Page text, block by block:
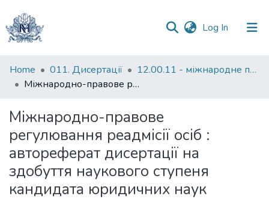
Log In (current)
Communities
&
All of DSpace
Statistics
Home 011. Дисертації
12.00.11 - міжнародне право
Міжнародно-правове регулювання реадмісії осіб : автореферат дисертації на здобуття наукового ступеня кандидата юридичних наук
Міжнародно-правове
регулювання реадмісії осіб :
автореферат дисертації на
здобуття наукового ступеня
кандидата юридичних наук